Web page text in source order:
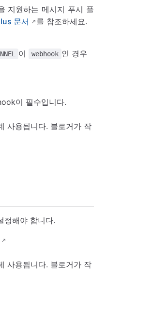
지원하는 메시지 푸시 플
문서 를 참조하세요.
이 webhook 인 경우
이 필수입니다.
사용됩니다. 블로거가 작
해야 합니다.
사용됩니다. 블로거가 작